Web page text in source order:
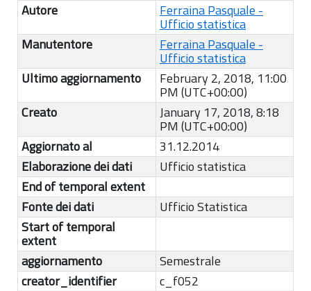
Autore
Ferraina Pasquale -
Ufficio statistica
Manutentore
Ferraina Pasquale -
Ufficio statistica
Ultimo aggiornamento
February 2, 2018, 11:00
PM (UTC+00:00)
Creato
January 17, 2018, 8:18
PM (UTC+00:00)
Aggiornato al
31.12.2014
Elaborazione dei dati
Ufficio statistica
End of temporal extent
Fonte dei dati
Ufficio Statistica
Start of temporal
extent
aggiornamento
Semestrale
creator_identifier
c_f052